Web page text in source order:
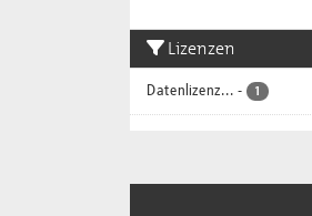
Lizenzen
Datenlizenz... - 1